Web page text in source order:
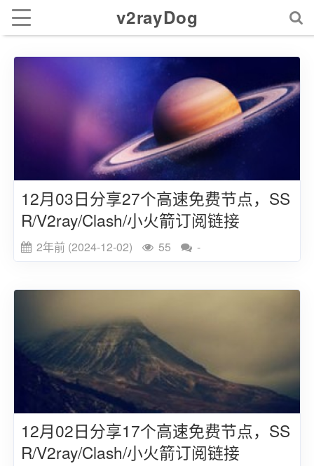
v2rayDog
12月03日分享27个高速免费节点，SS
R/V2ray/Clash/小火箭订阅链接
2年前 (2024-12-02) 55 -
12月02日分享17个高速免费节点，SS
R/V2ray/Clash/小火箭订阅链接